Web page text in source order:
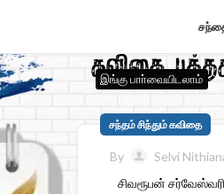
இங்கு பாா்வையிடலாம்
சந்தம் சிந்தும் கவிதை
By Selvi
சிவரூபன்